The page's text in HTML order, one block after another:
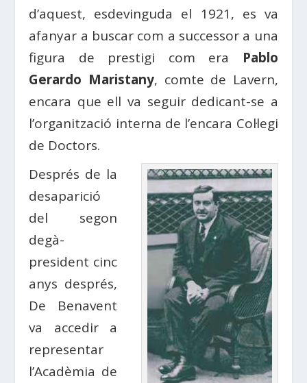
d’aquest, esdevinguda el 1921, es va
afanyar a buscar com a successor a una
figura de prestigi com era Pablo
Gerardo Maristany, comte de Lavern,
encara que ell va seguir dedicant-se a
l’organització interna de l’encara Col·legi
de Doctors.
Després de la
desaparició
del segon
degà-
president cinc
anys després,
De Benavent
va accedir a
representar
l’Acadèmia de